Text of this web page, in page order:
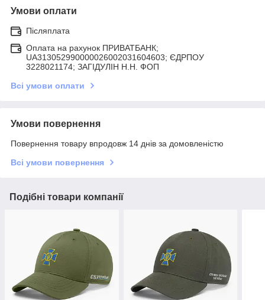
Умови оплати
Післяплата
Оплата на рахунок ПРИВАТБАНК;
UA313052990000026002031604603; ЄДРПОУ
3228021174; ЗАГIДУЛIН Н.Н. ФОП
Всі умови оплати
Умови повернення
Повернення товару впродовж 14 днів за домовленістю
Всі умови повернення
Подібні товари компанії